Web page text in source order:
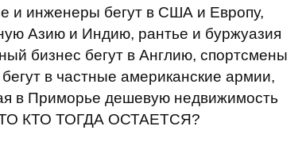
и инженеры бегут в США и Европу,
Азию и Индию, рантье и буржуазия
бизнес бегут в Англию, спортсмены
в частные американские армии,
в Приморье дешевую недвижимость
КТО ТОГДА ОСТАЕТСЯ?